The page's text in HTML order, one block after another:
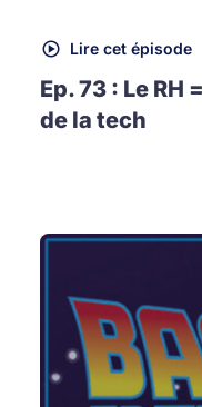
Lire cet épisode
Ep. 73 : Le
de la tech